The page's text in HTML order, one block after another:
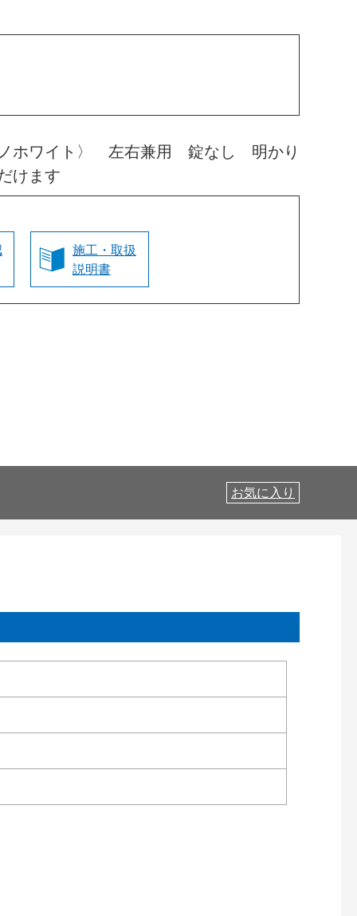
ホワイト〉 左右兼用 錠なし 明かり
けます
施工・取扱
説明書
お気に入り